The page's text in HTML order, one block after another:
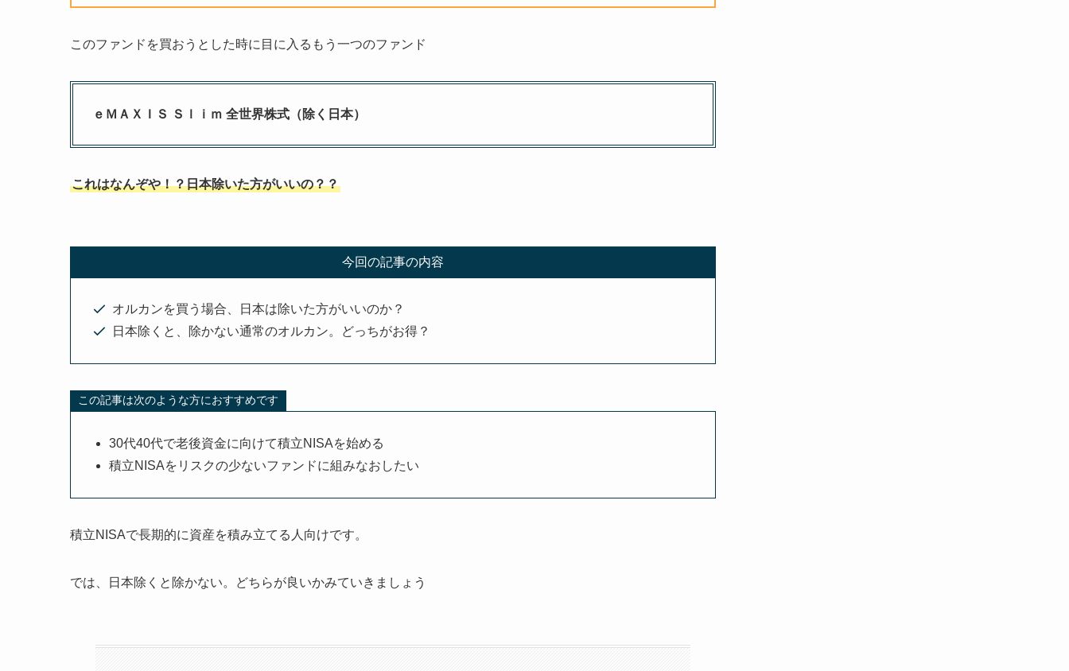
このファンドを買おうとした時に目に入るもう一つのファンド
ｅＭＡＸＩＳ Ｓｌｉｍ 全世界株式（除く日本）
これはなんぞや！？日本除いた方がいいの？？
今回の記事の内容
オルカンを買う場合、日本は除いた方がいいのか？
日本除くと、除かない通常のオルカン。どっちがお得？
この記事は次のような方におすすめです
30代40代で老後資金に向けて積立NISAを始める
積立NISAをリスクの少ないファンドに組みなおしたい
積立NISAで長期的に資産を積み立てる人向けです。
では、日本除くと除かない。どちらが良いかみていきましょう